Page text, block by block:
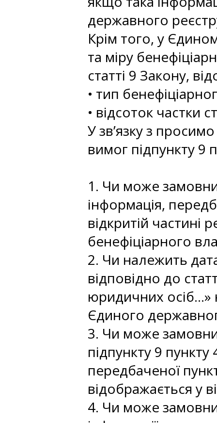
державного
Крім того, у
та міру
статті 9 Закону,
• тип
• відсоток частки
У зв’язку з
вимог підпункту 9
1. Чи може
інформація,
відкритій частині
бенефіціарного
2. Чи належить
відповідно до
юридичних осіб…»
Єдиного
3. Чи може
підпункту 9
передбаченої
відображається у
4. Чи може